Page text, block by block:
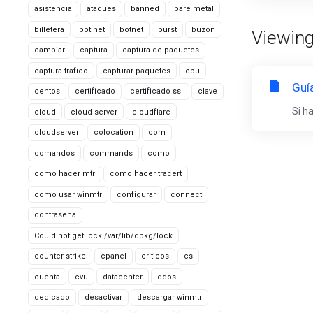
asistencia ataques banned bare metal
billetera bot net botnet burst buzon
cambiar captura captura de paquetes
captura trafico capturar paquetes cbu
centos certificado certificado ssl clave
cloud cloud server cloudflare
cloudserver colocation com
comandos commands como
como hacer mtr como hacer tracert
como usar winmtr configurar connect
contraseña
Could not get lock /var/lib/dpkg/lock
counter strike cpanel criticos cs
cuenta cvu datacenter ddos
dedicado desactivar descargar winmtr
Si